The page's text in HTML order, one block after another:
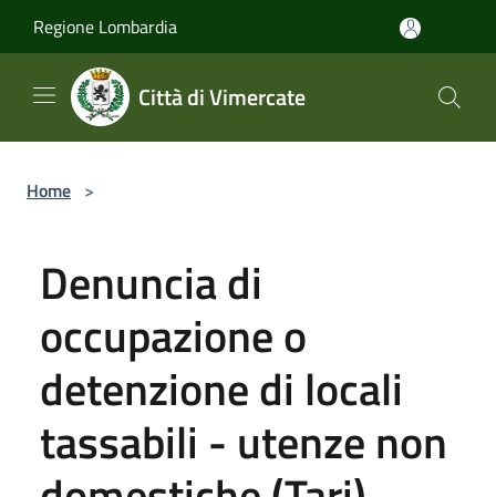
Regione Lombardia
Città di Vimercate
Home >
Denuncia di
occupazione o
detenzione di locali
tassabili - utenze non